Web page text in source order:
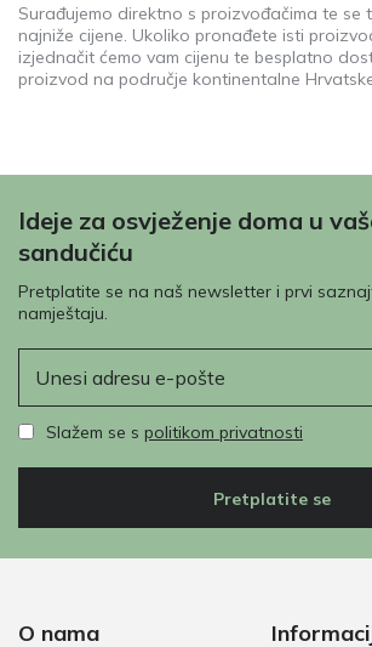
Surađujemo direktno s proizvođačima te se
najniže cijene. Ukoliko pronađete isti
izjednačit ćemo vam cijenu te besplatno
proizvod na područje kontinentalne
Ideje za osvježenje doma u
sandučiću
Pretplatite se na naš newsletter i prvi
namještaju.
Slažem se s politikom privatnosti
Pretplatite se
O nama